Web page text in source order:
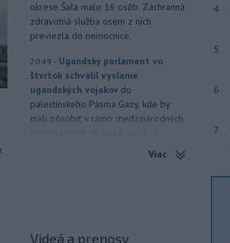
okrese Šaľa malo 16 osôb. Záchranná
zdravotná služba osem z nich
previezla do nemocnice.
20:49 - Ugandský parlament vo
štvrtok schválil vyslanie
ugandských vojakov do
palestínskeho Pásma Gazy, kde by
mali pôsobiť v rámci medzinárodných
Viac
Videá a prenosy
4
5
6
7